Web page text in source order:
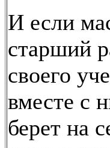
И если
старший
своего
вместе с
берет на